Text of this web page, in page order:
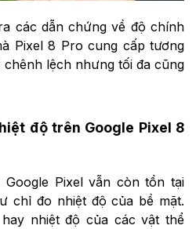
các dẫn chứng về độ chính
Pixel 8 Pro cung cấp tương
lệch nhưng tối đa cũng
độ trên Google Pixel 8
Pixel vẫn còn tồn tại
chỉ đo nhiệt độ của bề mặt.
nhiệt độ của các vật thể